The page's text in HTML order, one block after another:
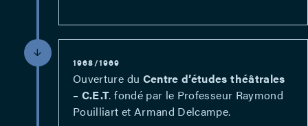
1968/1969
Ouverture du Centre d’études théâtrales
– C.E.T. fondé par le Professeur Raymond
Pouilliart et Armand Delcampe.